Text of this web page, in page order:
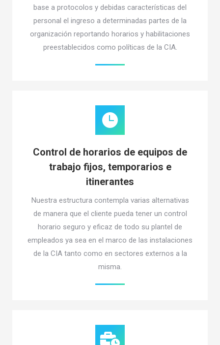
base a protocolos y debidas características del
personal el ingreso a determinadas partes de la
organización reportando horarios y habilitaciones
preestablecidos como políticas de la CIA.
Control de horarios de equipos de
trabajo fijos, temporarios e
itinerantes
Nuestra estructura contempla varias alternativas
de manera que el cliente pueda tener un control
horario seguro y eficaz de todo su plantel de
empleados ya sea en el marco de las instalaciones
de la CIA tanto como en sectores externos a la
misma.